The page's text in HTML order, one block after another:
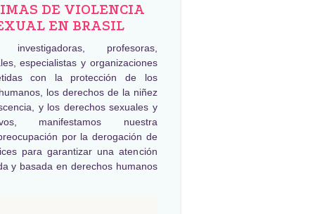
DE VIOLENCIA
EN BRASIL
investigadoras, profesoras,
especialistas y organizaciones
con la protección de los
los derechos de la niñez
y los derechos sexuales y
manifestamos nuestra
por la derogación de
para garantizar una atención
y basada en derechos humanos